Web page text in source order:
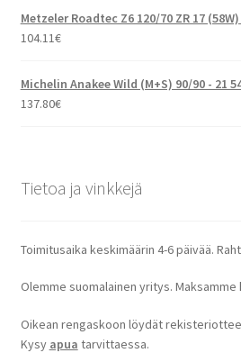
Metzeler Roadtec Z6 120/70 ZR 17
104.11€
Michelin Anakee Wild (M+S) 90/90 - 21
137.80€
Tietoa ja vinkkejä
Toimitusaika keskimäärin 4-6 päivää.
Olemme suomalainen yritys.
Oikean rengaskoon löydät
Kysy apua tarvittaessa.